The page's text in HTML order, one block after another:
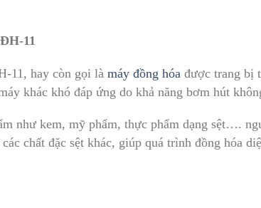
11
11, hay còn gọi là máy đồng hóa được trang bị
khác khó đáp ứng do khả năng bơm hút
như kem, mỹ phẩm, thực phẩm dạng sệt….
chất đặc sệt khác, giúp quá trình đồng hóa